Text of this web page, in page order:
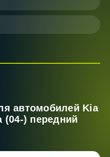
автомобилей Kia
(04-) передний